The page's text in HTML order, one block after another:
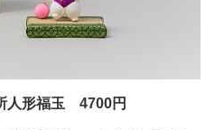
人形福玉 4700円